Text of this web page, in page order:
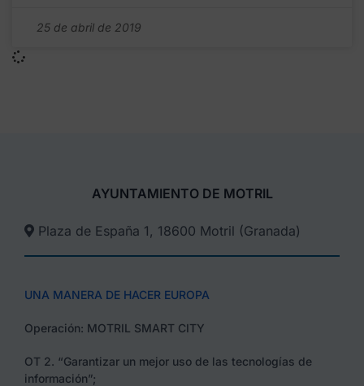
25 de abril de 2019
AYUNTAMIENTO DE MOTRIL
Plaza de España 1, 18600 Motril (Granada)​
UNA MANERA DE HACER EUROPA
Operación: MOTRIL SMART CITY
OT 2. “Garantizar un mejor uso de las tecnologías de
información”;